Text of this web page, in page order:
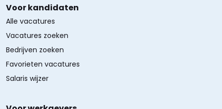
Voor kandidaten
Alle vacatures
Vacatures zoeken
Bedrijven zoeken
Favorieten vacatures
Salaris wijzer